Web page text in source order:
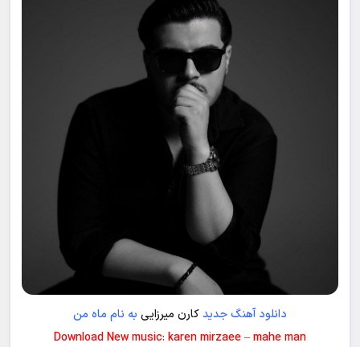
دانلود آهنگ جدیدکارن میرزایی به نام ماه من
Download New music: karen mirzaee – mahe man